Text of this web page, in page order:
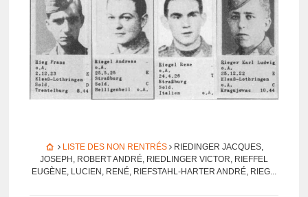
LISTE DES NON RENTRÉS
RIEDINGER JACQUES,
JOSEPH, ROBERT ANDRÉ, RIEDLINGER VICTOR, RIEFFEL
EUGÈNE, LUCIEN, RENÉ, RIEFSTAHL-HARTER ANDRÉ, RIEG...